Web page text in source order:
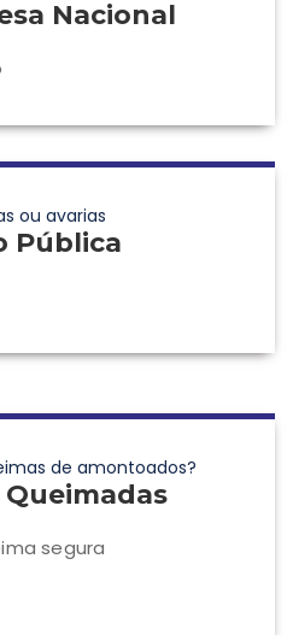
Nacional
ou avarias
Pública
de amontoados?
segura